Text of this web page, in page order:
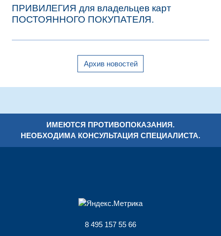
ПРИВИЛЕГИЯ для владельцев карт
ПОСТОЯННОГО ПОКУПАТЕЛЯ.
Архив новостей
ИМЕЮТСЯ ПРОТИВОПОКАЗАНИЯ.
НЕОБХОДИМА КОНСУЛЬТАЦИЯ СПЕЦИАЛИСТА.
8 495 157 55 66